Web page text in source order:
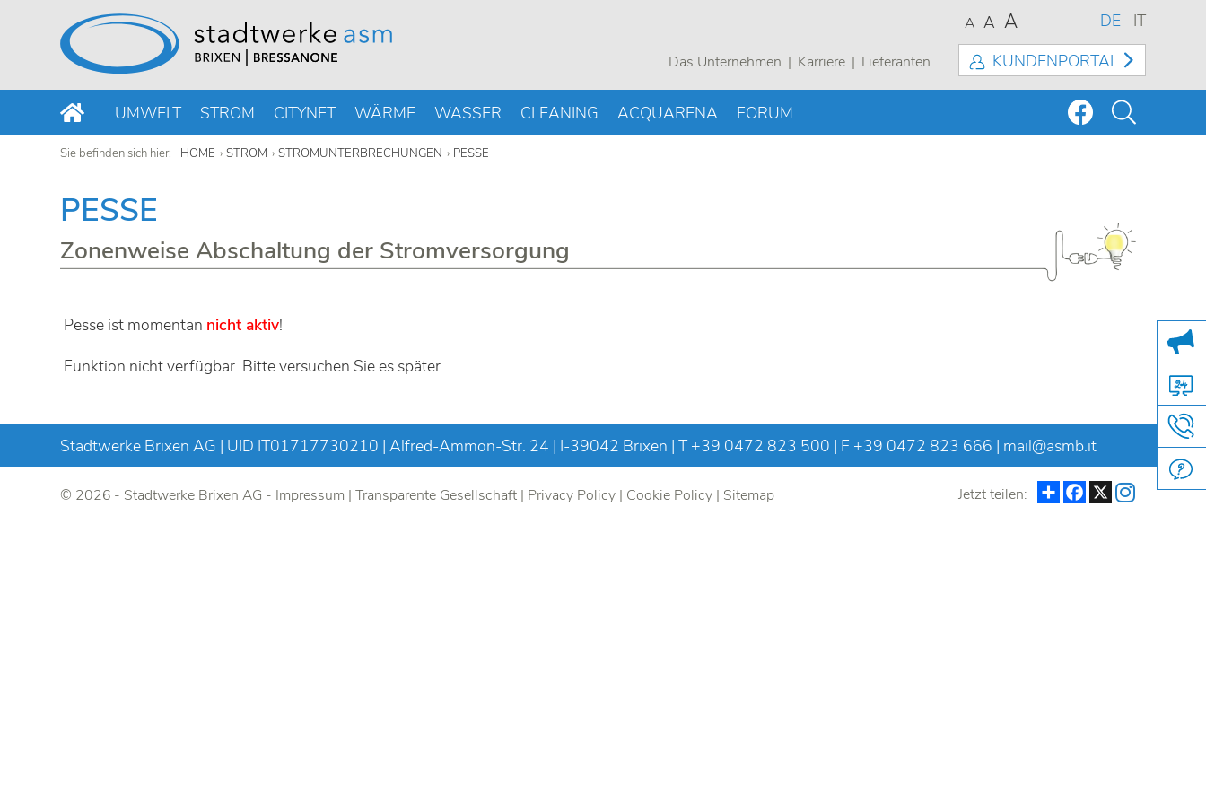
DE IT
A A A
KUNDENPORTAL
Das Unternehmen Karriere Lieferanten
UMWELT STROM CITYNET WÄRME WASSER CLEANING ACQUARENA FORUM
Sie befinden sich hier: HOME STROM STROMUNTERBRECHUNGEN PESSE
PESSE
Zonenweise Abschaltung der Stromversorgung
Pesse ist momentan nicht aktiv!
Funktion nicht verfügbar. Bitte versuchen Sie es später.
Stadtwerke Brixen AG | UID IT01717730210 | Alfred-Ammon-Str. 24 | I-39042 Brixen | T+39 0472 823 500 | F +39 0472 823 666 | mail@asmb.it
© 2026 - Stadtwerke Brixen AG - Impressum |Transparente Gesellschaft | Privacy Policy | Cookie Policy | Sitemap Jetzt teilen: TeilenFacebook
X